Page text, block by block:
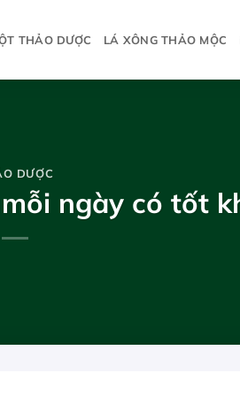
THẢO DƯỢC LÁ XÔNG THẢO MỘC
DƯỢC
ngày có tốt